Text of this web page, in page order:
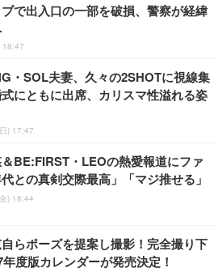
ブで出入口の一部を破損、警察が経緯
18:47
・SOL夫妻、久々の2SHOTに視線集
にともに出席、カリスマ性溢れる姿
) 17:47
BE:FIRST・LEOの熱愛報道にファ
との真剣交際最高」「マジ推せる」
) 18:44
らポーズを提案し撮影！完全撮り下
度版カレンダーが発売決定！